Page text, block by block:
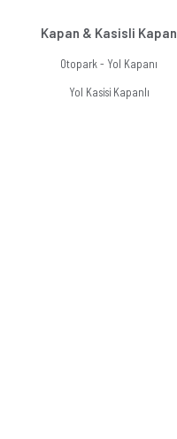
Kapan & Kasisli Kapan
Otopark - Yol Kapanı
Yol Kasisi Kapanlı